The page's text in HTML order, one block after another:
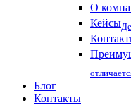
О
Кейсы
Блог
Контакты